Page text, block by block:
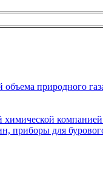
природного
приборы для